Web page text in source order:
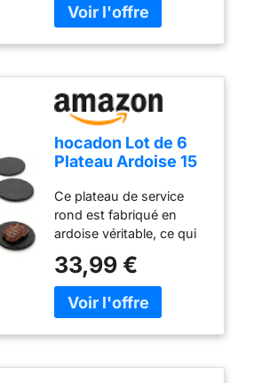
hocadon Lot de 6
Plateau Ardoise 15
Rond en Ardoise
Ce plateau de service
rond est fabriqué en
ardoise véritable, ce qui
ronde son propre grain
naturel. L'élégance
rustique du matériau
qualité. Dimensions : 15
33,99 €